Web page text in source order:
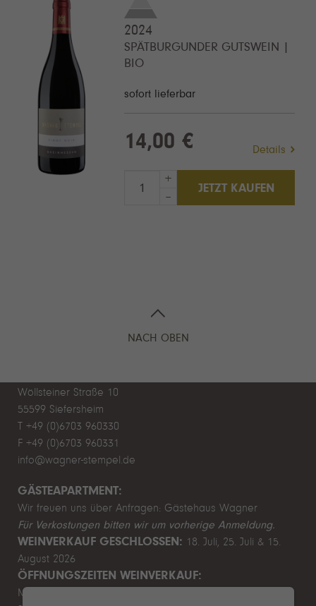
2024
SPÄTBURGUNDER GUTSWEIN |
BIO
sofort lieferbar
14,00 € Details
+
–
JETZT KAUFEN
NACH OBEN
Wöllsteiner Straße 10
55599 Siefersheim
T +49 (0)6703 960330
F +49 (0)6703 960331
info@wagner-stempel.de
GÄSTEAPARTMENT:
Wir freuen uns über Anfragen: Gästehaus Wagner
Für Verkostungen bitten wir um vorherige Anmeldung.
WEINVERKAUF GESCHLOSSEN: 18. Juli, 25. Juli & 15.
August 2026
ÖFFNUNGSZEITEN WEINVERKAUF:
Mo–Fr 9.00–12.00 & 13.00–17.00 Uhr